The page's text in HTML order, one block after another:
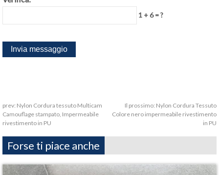
1 + 6 = ?
prev: Nylon Cordura tessuto Multicam
Camouflage stampato, Impermeabile
rivestimento in PU
Il prossimo: Nylon Cordura Tessuto
Colore nero impermeabile rivestimento
in PU
Forse ti piace anche